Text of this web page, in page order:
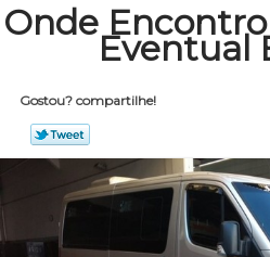
Onde
Eventual
Gostou? compartilhe!